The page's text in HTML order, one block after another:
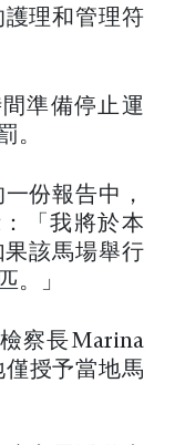
理和管理符
準備停止運
。
份報告中，
「我將於本
該馬場舉行
。」
察長Marina
授予當地馬